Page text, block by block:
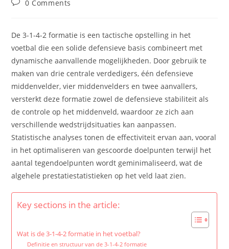
0 Comments
De 3-1-4-2 formatie is een tactische opstelling in het
voetbal die een solide defensieve basis combineert met
dynamische aanvallende mogelijkheden. Door gebruik te
maken van drie centrale verdedigers, één defensieve
middenvelder, vier middenvelders en twee aanvallers,
versterkt deze formatie zowel de defensieve stabiliteit als
de controle op het middenveld, waardoor ze zich aan
verschillende wedstrijdsituaties kan aanpassen.
Statistische analyses tonen de effectiviteit ervan aan, vooral
in het optimaliseren van gescoorde doelpunten terwijl het
aantal tegendoelpunten wordt geminimaliseerd, wat de
algehele prestatiestatistieken op het veld laat zien.
Key sections in the article:
Wat is de 3-1-4-2 formatie in het voetbal?
Definitie en structuur van de 3-1-4-2 formatie